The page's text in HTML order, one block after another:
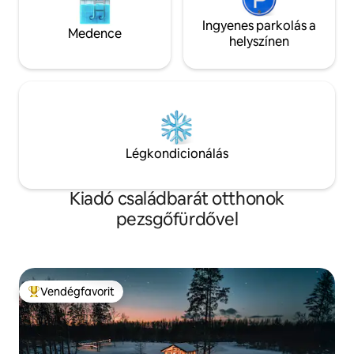
Medence
Ingyenes parkolás a
helyszínen
Légkondicionálás
Kiadó családbarát otthonok
pezsgőfürdővel
Kiemelt vendégfavorit
Vendégfavorit